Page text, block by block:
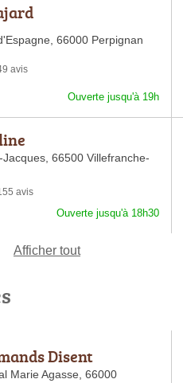
66000 Perpignan
avis
Ouverte jusqu'à 19h
Jacques,66500 Villefranche-
avis
Ouverte jusqu'à 18h30
Afficher tout
Disent
Marie Agasse,66000